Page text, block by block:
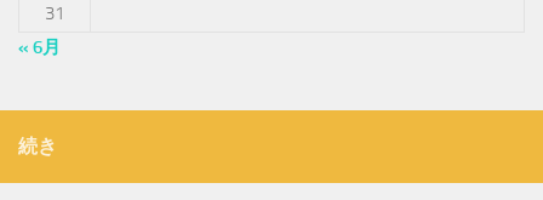
31
« 6月
続き